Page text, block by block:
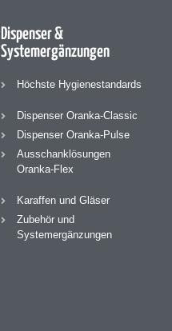
Dispenser &
Systemergänzungen
Höchste Hygienestandards
Dispenser Oranka-Classic
Dispenser Oranka-Pulse
Ausschanklösungen
Oranka-Flex
Karaffen und Gläser
Zubehör und
Systemergänzungen